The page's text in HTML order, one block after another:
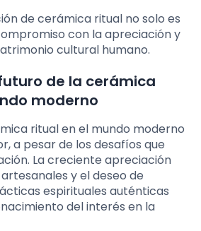
de cerámica ritual no solo es
con la apreciación y
cultural humano.
de la cerámica
moderno
ritual en el mundo moderno
a pesar de los desafíos que
La creciente apreciación
y el deseo de
espirituales auténticas
del interés en la